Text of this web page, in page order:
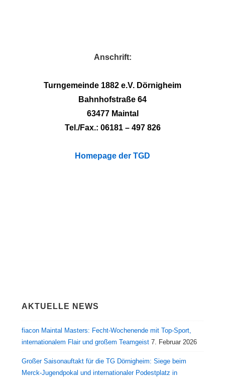
Anschrift:
Turngemeinde 1882 e.V. Dörnigheim
Bahnhofstraße 64
63477 Maintal
Tel./Fax.: 06181 – 497 826
Homepage der TGD
AKTUELLE NEWS
fiacon Maintal Masters: Fecht-Wochenende mit Top-Sport,
internationalem Flair und großem Teamgeist 7. Februar 2026
Großer Saisonauftakt für die TG Dörnigheim: Siege beim
Merck-Jugendpokal und internationaler Podestplatz in